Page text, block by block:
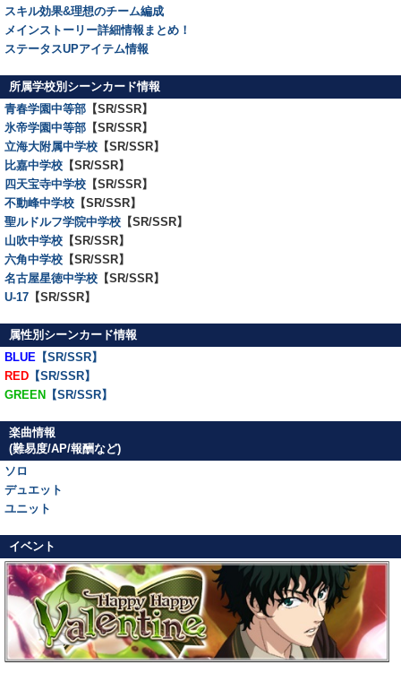
スキル効果&理想のチーム編成
メインストーリー詳細情報まとめ！
ステータスUPアイテム情報
所属学校別シーンカード情報
青春学園中等部 【SR/SSR】
氷帝学園中等部 【SR/SSR】
立海大附属中学校 【SR/SSR】
比嘉中学校 【SR/SSR】
四天宝寺中学校 【SR/SSR】
不動峰中学校 【SR/SSR】
聖ルドルフ学院中学校 【SR/SSR】
山吹中学校 【SR/SSR】
六角中学校 【SR/SSR】
名古屋星徳中学校 【SR/SSR】
U-17 【SR/SSR】
属性別シーンカード情報
BLUE 【SR/SSR】
RED 【SR/SSR】
GREEN 【SR/SSR】
楽曲情報
(難易度/AP/報酬など)
ソロ
デュエット
ユニット
イベント